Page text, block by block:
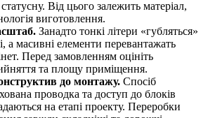
Від цього залежить матеріал,
виготовлення.
Занадто тонкі літери «губляться»
а масивні елементи перевантажать
Перед замовленням оцініть
та площу приміщення.
до монтажу. Спосіб
проводка та доступ до блоків
на етапі проекту. Переробки